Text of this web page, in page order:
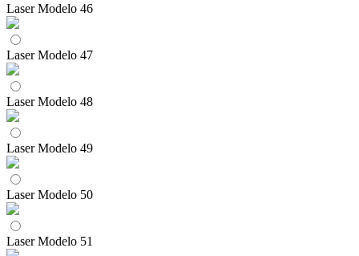
Laser Modelo 46
Laser Modelo 47
Laser Modelo 48
Laser Modelo 49
Laser Modelo 50
Laser Modelo 51